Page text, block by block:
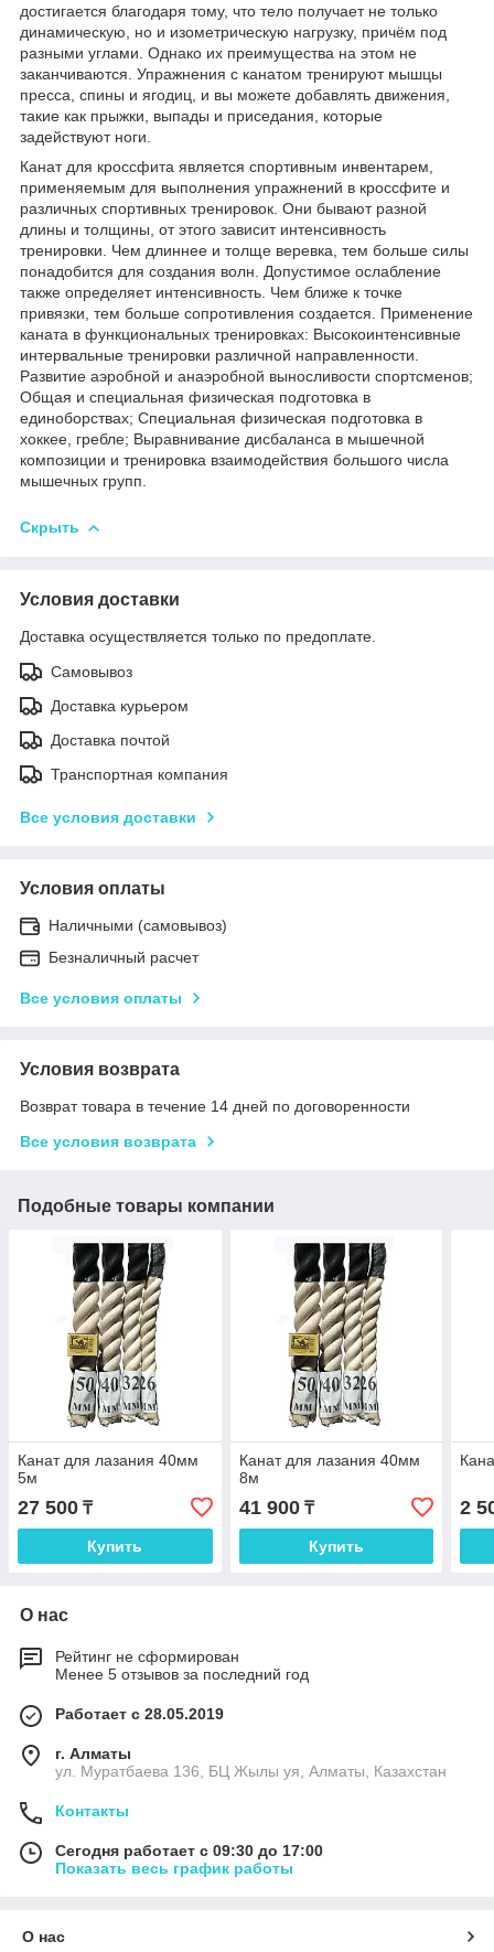
достигается благодаря тому, что тело получает не только
динамическую, но и изометрическую нагрузку, причём под
разными углами. Однако их преимущества на этом не
заканчиваются. Упражнения с канатом тренируют мышцы
пресса, спины и ягодиц, и вы можете добавлять движения,
такие как прыжки, выпады и приседания, которые
задействуют ноги.
Канат для кроссфита является спортивным инвентарем,
применяемым для выполнения упражнений в кроссфите и
различных спортивных тренировок. Они бывают разной
длины и толщины, от этого зависит интенсивность
тренировки. Чем длиннее и толще веревка, тем больше силы
понадобится для создания волн. Допустимое ослабление
также определяет интенсивность. Чем ближе к точке
привязки, тем больше сопротивления создается. Применение
каната в функциональных тренировках: Высокоинтенсивные
интервальные тренировки различной направленности.
Развитие аэробной и анаэробной выносливости спортсменов;
Общая и специальная физическая подготовка в
единоборствах; Специальная физическая подготовка в
хоккее, гребле; Выравнивание дисбаланса в мышечной
композиции и тренировка взаимодействия большого числа
мышечных групп.
Скрыть
Условия доставки
Доставка осуществляется только по предоплате.
Самовывоз
Доставка курьером
Доставка почтой
Транспортная компания
Все условия доставки
Условия оплаты
Наличными (самовывоз)
Безналичный расчет
Все условия оплаты
Условия возврата
Возврат товара в течение 14 дней по договоренности
Все условия возврата
Подобные товары компании
Канат для лазания 40мм
5м
27 500 ₸
Купить
Канат для лазания 40мм
8м
41 900₸
Купить
2
О нас
Рейтинг не сформирован
Менее 5 отзывов за последний год
Работает с 28.05.2019
г. Алматы
ул. Муратбаева 136, БЦ Жылы уя, Алматы, Казахстан
Контакты
Сегодня работает с 09:30 до 17:00
Показать весь график работы
О нас